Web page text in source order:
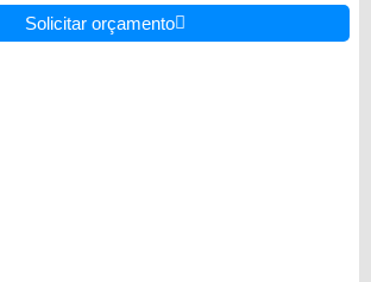
Solicitar orçamento